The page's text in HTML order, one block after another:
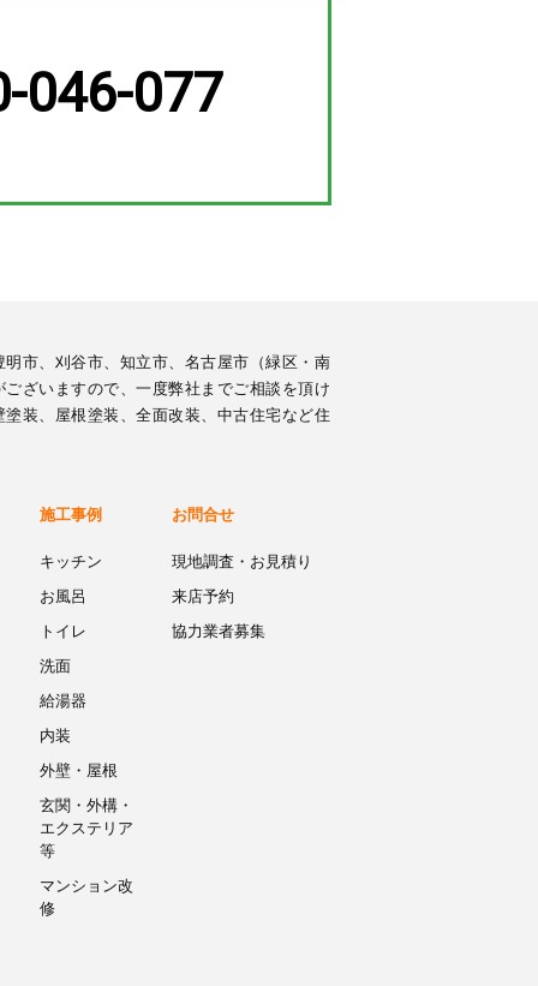
046-077
市、刈谷市、知立市、名古屋市（緑区・南
ざいますので、一度弊社までご相談を頂け
装、屋根塗装、全面改装、中古住宅など住
施工事例
キッチン
お風呂
トイレ
洗面
給湯器
内装
外壁・屋根
玄関・外構・
エクステリア
等
マンション改
修
お問合せ
現地調査・お見積り
来店予約
協力業者募集